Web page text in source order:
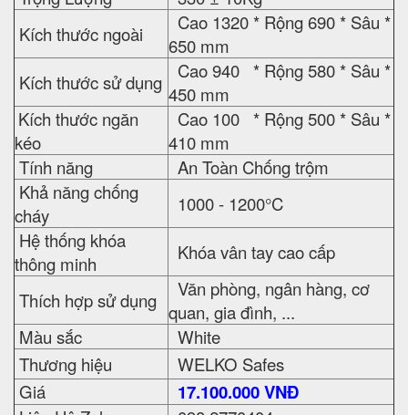
Kích thước ngoài
Cao 1320 * Rộng 690 * Sâu *
650 mm
Kích thước sử dụng
Cao 940 * Rộng 580 * Sâu *
450 mm
Kích thước ngăn
kéo
Cao 100 * Rộng 500 * Sâu *
410 mm
Tính năng
An Toàn Chống trộm
Khả năng chống
cháy
1000 - 1200°C
Hệ thống khóa
thông minh
Khóa vân tay cao cấp
Thích hợp sử dụng
Văn phòng, ngân hàng, cơ
quan, gia đình, ...
Màu sắc
White
Thương hiệu
WELKO Safes
Giá
17.100.000 VNĐ